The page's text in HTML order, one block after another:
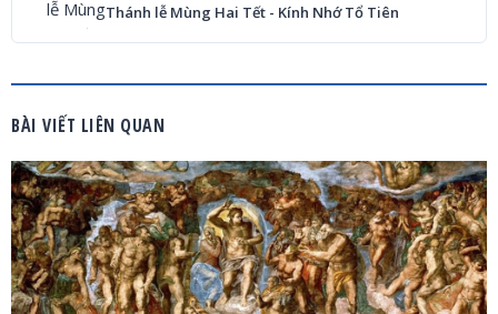
Thánh lễ Mùng Hai Tết - Kính Nhớ Tổ Tiên
BÀI VIẾT LIÊN QUAN